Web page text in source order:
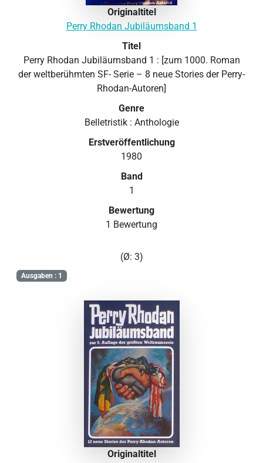
Originaltitel
Perry Rhodan Jubiläumsband 1
Titel
Perry Rhodan Jubiläumsband 1 : [zum 1000. Roman
der weltberühmten SF- Serie – 8 neue Stories der Perry-
Rhodan-Autoren]
Genre
Belletristik : Anthologie
Erstveröffentlichung
1980
Band
1
Bewertung
1 Bewertung
(Ø: 3)
Ausgaben : 1
Originaltitel